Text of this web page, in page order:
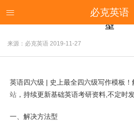
 必克英语
英语四六级 | 史上最全四六级
型
来源：必克英语 2019-11-27
英语四六级 | 史上最全四六级写作模板
站 ，持续更新基础英语考研资料,不定时
一、解决方法型